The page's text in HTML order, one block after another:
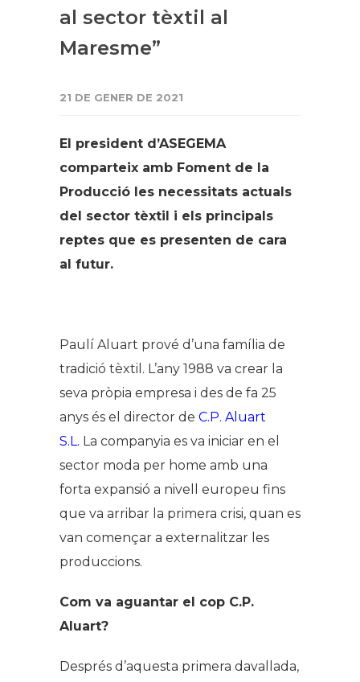
al sector tèxtil al
Maresme”
21 DE GENER DE 2021
El president d’ASEGEMA
comparteix amb Foment de la
Producció les necessitats actuals
del sector tèxtil i els principals
reptes que es presenten de cara
al futur.
Paulí Aluart prové d’una família de
tradició tèxtil. L’any 1988 va crear la
seva pròpia empresa i des de fa 25
anys és el director de C.P. Aluart
S.L. La companyia es va iniciar en el
sector moda per home amb una
forta expansió a nivell europeu fins
que va arribar la primera crisi, quan es
van començar a externalitzar les
produccions.
Com va aguantar el cop C.P.
Aluart?
Després d’aquesta primera davallada,